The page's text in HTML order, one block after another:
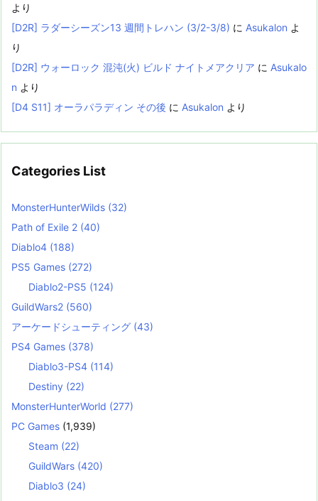
より
[D2R] ラダーシーズン13 週間トレハン (3/2-3/8) に Asukalon よ
り
[D2R] ウォーロック 混沌(火) ビルド ナイトメアクリア に Asukalo
n より
[D4 S11] オーラパラディン その後 に Asukalon より
Categories List
MonsterHunterWilds (32)
Path of Exile 2 (40)
Diablo4 (188)
PS5 Games (272)
Diablo2-PS5 (124)
GuildWars2 (560)
アーケードシューティング (43)
PS4 Games (378)
Diablo3-PS4 (114)
Destiny (22)
MonsterHunterWorld (277)
PC Games (1,939)
Steam (22)
GuildWars (420)
Diablo3 (24)